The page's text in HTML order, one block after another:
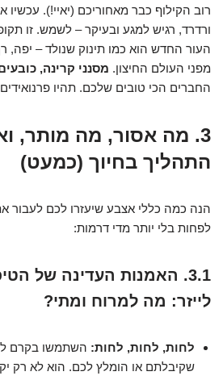
רוב הקילוף כבר מאחוריכם (יאיי!).
ורדרד, רגיש למגע ובעיקר – לשמש. זו
העור החדש הוא כמו תינוק שנולד – יפה,
מפני העולם החיצון. מסנני קרינה,
החברים הכי טובים שלכם. תהיו
3. מה אסור, מה מותר,
התהליך בחיוך (כמעט)
הנה כמה כללי אצבע שיעזרו לכם לעבור
לפחות בלי יותר מדי דרמות:
3.1. האמנות העדינה של
לייזר: מה למרוח ומתי?
לחות, לחות, לחות: השתמשו בקרם
שקיבלתם או הומלץ לכם. הוא לא רק